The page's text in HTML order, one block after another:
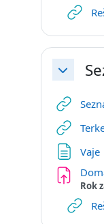
Skrči
Vaje
Rok